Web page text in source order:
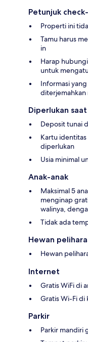
Petunjuk
Properti ini
Tamu harus
in
Harap
untuk
Informasi
diterjemahkan
Diperlukan
Deposit tunai
Kartu
diperlukan
Usia minimal
Anak-anak
Maksimal 5
menginap
walinya,
Tidak ada
Hewan
Hewan
Internet
Gratis WiFi di
Gratis Wi-Fi di
Parkir
Parkir mandiri